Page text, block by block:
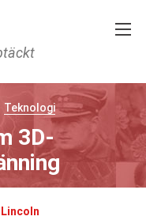
Teknologi
3D-
Lincoln